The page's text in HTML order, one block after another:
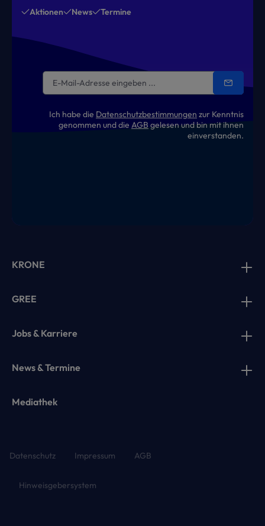
Aktionen News Termine
Ich habe die Datenschutzbestimmungen zur Kenntnis
genommen und die AGB gelesen und bin mit ihnen
einverstanden.
KRONE
GREE
Jobs & Karriere
News & Termine
Mediathek
Datenschutz Impressum AGB
Hinweisgebersystem